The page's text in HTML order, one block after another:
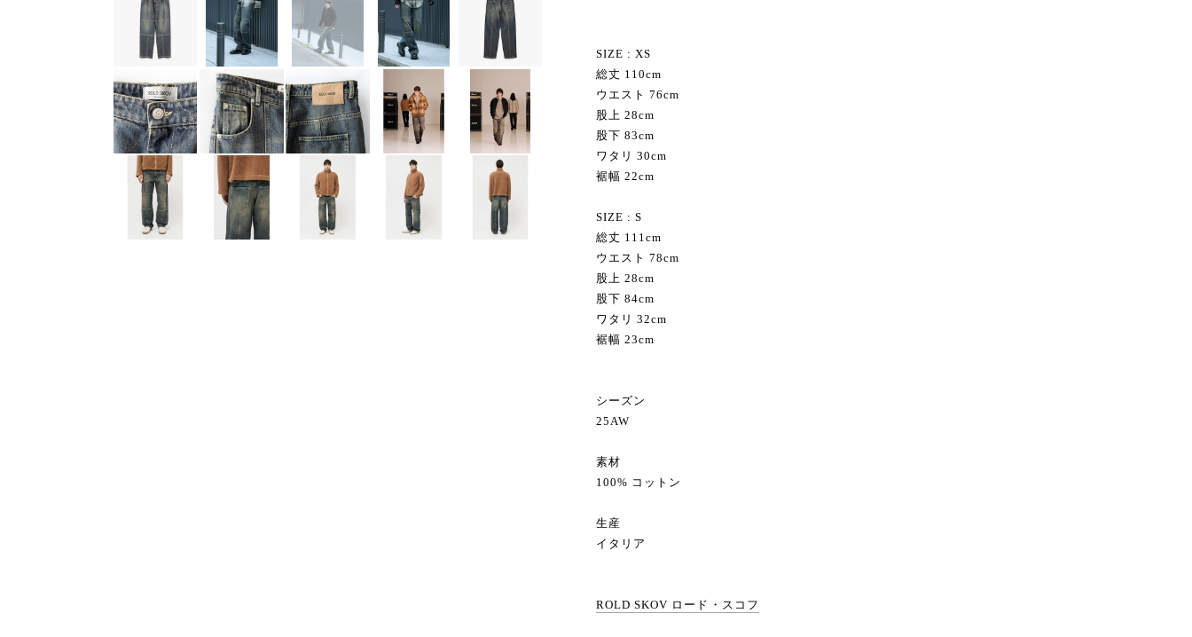
SIZE : XS
総丈 110cm
ウエスト 76cm
股上 28cm
股下 83cm
ワタリ 30cm
裾幅 22cm
SIZE : S
総丈 111cm
ウエスト 78cm
股上 28cm
股下 84cm
ワタリ 32cm
裾幅 23cm
シーズン
25AW
素材
100% コットン
生産
イタリア
ROLD SKOV ロード・スコフ